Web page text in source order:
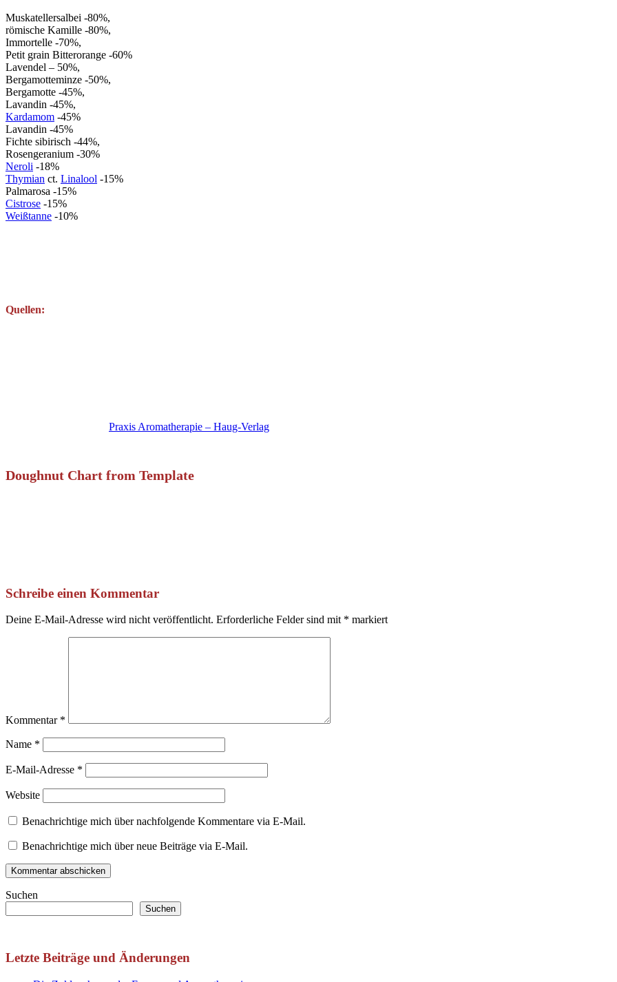
Muskatellersalbei -80%,
römische Kamille -80%,
Immortelle -70%,
Petit grain Bitterorange -60%
Lavendel – 50%,
Bergamotteminze -50%,
Bergamotte -45%,
Lavandin -45%,
Kardamom -45%
Lavandin -45%
Fichte sibirisch -44%,
Rosengeranium -30%
Neroli -18%
Thymian ct. Linalool -15%
Palmarosa -15%
Cistrose -15%
Weißtanne -10%
Quellen:
Praxis Aromatherapie – Haug-Verlag
Doughnut Chart from Template
Schreibe einen Kommentar
Deine E-Mail-Adresse wird nicht veröffentlicht. Erforderliche Felder sind mit * markiert
Kommentar *
Name *
E-Mail-Adresse *
Website
Benachrichtige mich über nachfolgende Kommentare via E-Mail.
Benachrichtige mich über neue Beiträge via E-Mail.
Suchen
Suchen
Letzte Beiträge und Änderungen